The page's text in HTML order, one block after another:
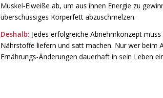
Muskel-Eiweiße ab, um aus ihnen Energie zu
überschüssiges Körperfett abzuschmelzen.
Deshalb: Jedes erfolgreiche Abnehmkonzept
Nährstoffe liefern und satt machen. Nur wer beim
Ernährungs-Änderungen dauerhaft in sein Leben